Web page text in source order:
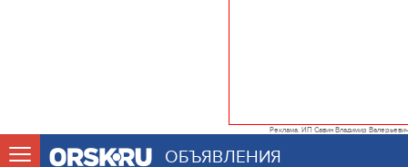
Реклама. ИП Савин Владимир Валерьевич
ОБЪЯВЛЕНИЯ